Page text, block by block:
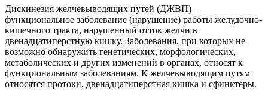
Дискинезия желчевыводящих путей (ДЖВП) –
функциональное заболевание (нарушение) работы желудочно-
кишечного тракта, нарушенный отток желчи в
двенадцатиперстную кишку. Заболевания, при которых не
возможно обнаружить генетических, морфологических,
метаболических и других изменений в органах, относят к
функциональным заболеваниям. К желчевыводящим путям
относятся протоки, двенадцатиперстная кишка и сфинктеры.